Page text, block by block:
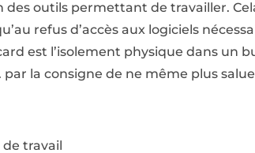
des outils permettant de travailler.
refus d’accès aux logiciels
est l’isolement physique dans un
la consigne de ne même plus
travail